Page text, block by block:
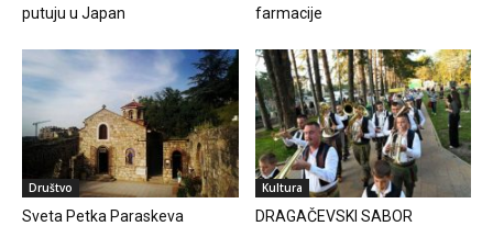
putuju u Japan
farmacije
Društvo
Sveta Petka Paraskeva
Kultura
DRAGAČEVSKI SABOR